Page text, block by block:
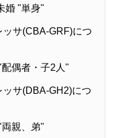
婚 "単身"
サ(CBA-GRF)につ
偶者・子2人"
サ(DBA-GH2)につ
親、弟"